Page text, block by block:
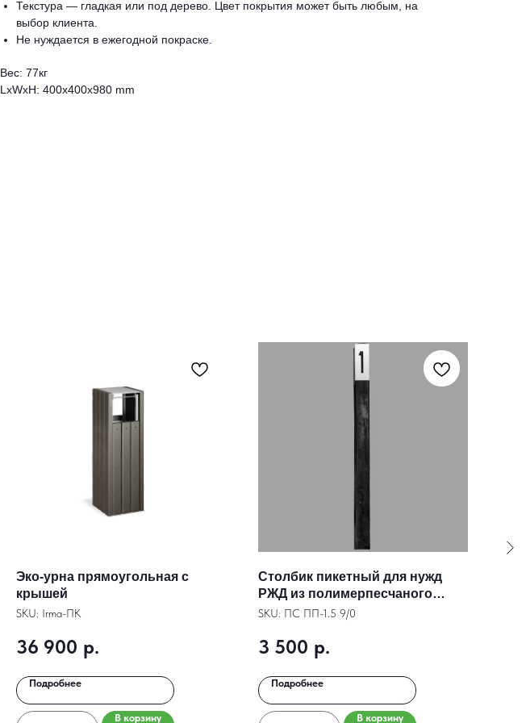
Текстура — гладкая или под дерево. Цвет покрытия может быть любым, на
выбор клиента.
Не нуждается в ежегодной покраске.
Вес: 77кг
LxWxH: 400x400x980 mm
Эко-урна прямоугольная c
крышей
SKU: Irma-ПК
36 900 р.
Подробнее
В корзину
Столбик пикетный для нужд
РЖД из полимерпесчаного
композита
SKU: ПС ПП-1.5 9/0
3 500 р.
Подробнее
В корзину